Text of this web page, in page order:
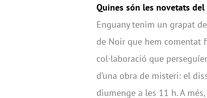
Quines són les novetats del
Enguany tenim un grapat
de Noir que hem comentat
col·laboració que
d’una obra de misteri: el
diumenge a les 11 h. A